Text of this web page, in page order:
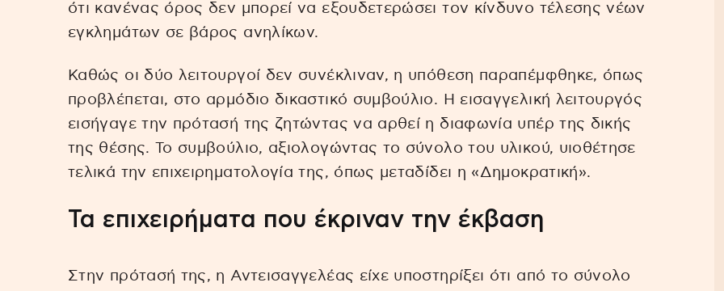
ότι κανένας όρος δεν μπορεί να εξουδετερώσει τον κίνδυνο τέλεσης νέων
εγκλημάτων σε βάρος ανηλίκων.
Καθώς οι δύο λειτουργοί δεν συνέκλιναν, η υπόθεση παραπέμφθηκε, όπως
προβλέπεται, στο αρμόδιο δικαστικό συμβούλιο. Η εισαγγελική λειτουργός
εισήγαγε την πρότασή της ζητώντας να αρθεί η διαφωνία υπέρ της δικής
της θέσης. Το συμβούλιο, αξιολογώντας το σύνολο του υλικού, υιοθέτησε
τελικά την επιχειρηματολογία της, όπως μεταδίδει η «Δημοκρατική».
Τα επιχειρήματα που έκριναν την έκβαση
Στην πρότασή της, η Αντεισαγγελέας είχε υποστηρίξει ότι από το σύνολο